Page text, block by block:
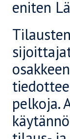
eniten
pelkoja.